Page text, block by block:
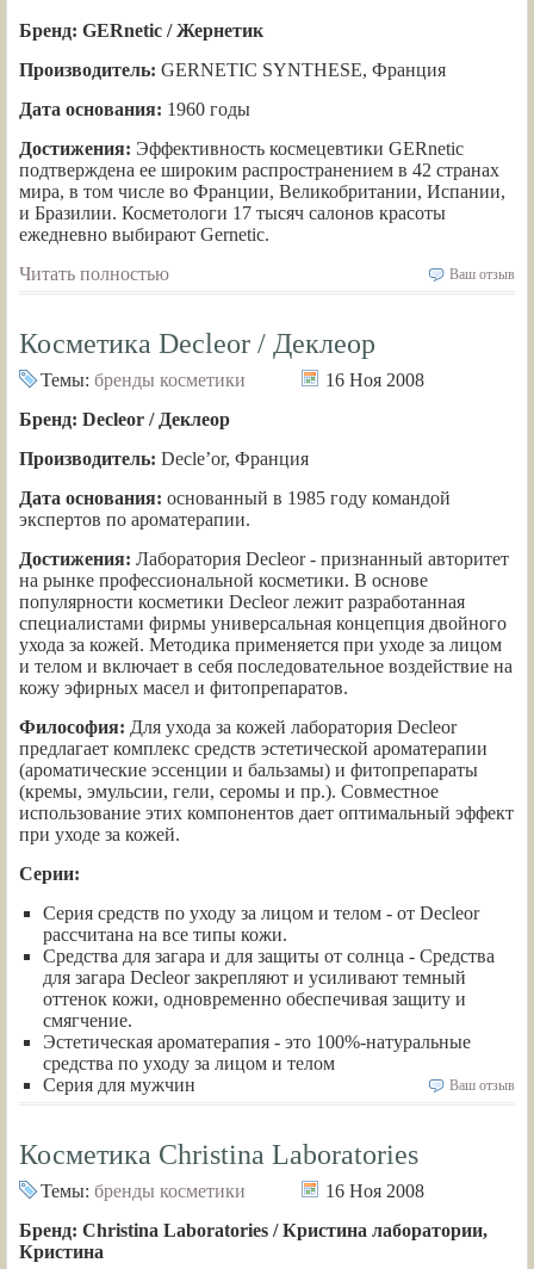
Бренд: GERnetic / Жернетик
Производитель: GERNETIC SYNTHESE, Франция
Дата основания: 1960 годы
Достижения: Эффективность космецевтики GERnetic
подтверждена ее широким распространением в 42 странах
мира, в том числе во Франции, Великобритании, Испании,
и Бразилии. Косметологи 17 тысяч салонов красоты
ежедневно выбирают Gernetic.
Читать полностью
Ваш отзыв
Косметика Decleor / Деклеор
Темы: бренды косметики
16 Ноя 2008
Бренд: Decleor / Деклеор
Производитель: Decle’or, Франция
Дата основания: основанный в 1985 году командой
экспертов по ароматерапии.
Достижения: Лаборатория Decleor - признанный авторитет
на рынке профессиональной косметики. В основе
популярности косметики Decleor лежит разработанная
специалистами фирмы универсальная концепция двойного
ухода за кожей. Методика применяется при уходе за лицом
и телом и включает в себя последовательное воздействие на
кожу эфирных масел и фитопрепаратов.
Философия: Для ухода за кожей лаборатория Decleor
предлагает комплекс средств эстетической ароматерапии
(ароматические эссенции и бальзамы) и фитопрепараты
(кремы, эмульсии, гели, серомы и пр.). Совместное
использование этих компонентов дает оптимальный эффект
при уходе за кожей.
Серии:
Серия средств по уходу за лицом и телом - от Decleor
рассчитана на все типы кожи.
Средства для загара и для защиты от солнца - Средства
для загара Decleor закрепляют и усиливают темный
оттенок кожи, одновременно обеспечивая защиту и
смягчение.
Эстетическая ароматерапия - это 100%-натуральные
средства по уходу за лицом и телом
Серия для мужчин
Ваш отзыв
Косметика Christina Laboratories
Темы: бренды косметики
16 Ноя 2008
Бренд: Christina Laboratories / Кристина лаборатории,
Кристина